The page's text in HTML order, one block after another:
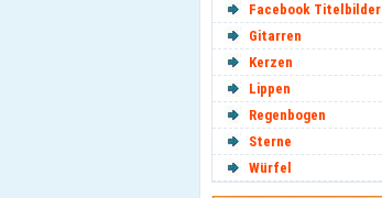
Facebook Titelbilder
Gitarren
Kerzen
Lippen
Regenbogen
Sterne
Würfel